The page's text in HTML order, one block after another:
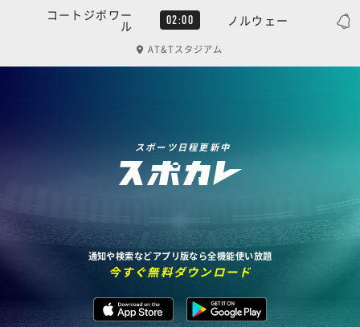
コートジボワー
ル 02:00 ノルウェー
AT&Tスタジアム
スポーツ日程更新中
通知や検索などアプリ版なら全機能使い放題
今すぐ無料ダウンロード